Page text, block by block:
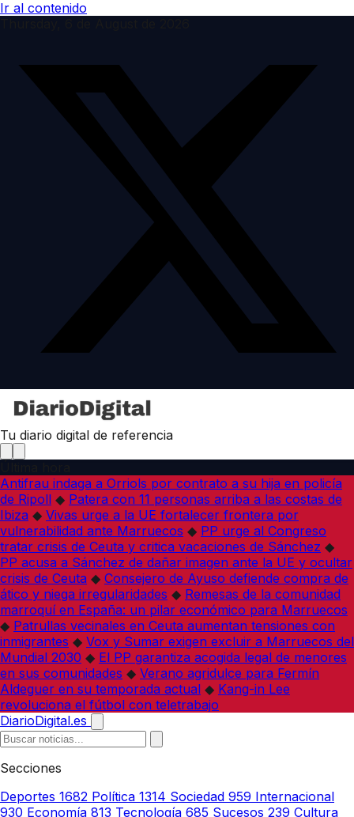
Ir al contenido
Tu diario digital de referencia
Antifrau indaga a Orriols por contrato a su hija en policía
de Ripoll ◆ Patera con 11 personas arriba a las costas de
Ibiza ◆ Vivas urge a la UE fortalecer frontera por
vulnerabilidad ante Marruecos ◆ PP urge al Congreso
tratar crisis de Ceuta y critica vacaciones de Sánchez ◆
PP acusa a Sánchez de dañar imagen ante la UE y ocultar
crisis de Ceuta ◆ Consejero de Ayuso defiende compra de
ático y niega irregularidades ◆ Remesas de la comunidad
marroquí en España: un pilar económico para Marruecos
◆ Patrullas vecinales en Ceuta aumentan tensiones con
inmigrantes ◆ Vox y Sumar exigen excluir a Marruecos del
Mundial 2030 ◆ El PP garantiza acogida legal de menores
en sus comunidades ◆ Verano agridulce para Fermín
Aldeguer en su temporada actual ◆ Kang-in Lee
revoluciona el fútbol con teletrabajo
DiarioDigital.es
Secciones
Deportes 1682 Política 1314 Sociedad 959 Internacional
930 Economía 813 Tecnología 685 Sucesos 239 Cultura